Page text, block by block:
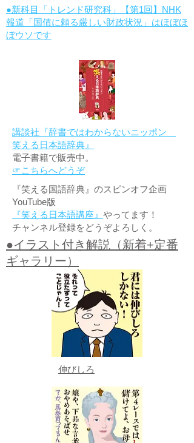
●新科目「トレンド研究科」【第1回】NHK
報道「国債に頼る厳しい財政状況」はほぼほ
ぼウソです
講談社『辞書ではわからないニッポン
笑える日本語辞典』
電子書籍で販売中。
☞こちらへどうぞ
『笑える国語辞典』のスピンオフ企画
YouTube版
『笑える日本語講座』 やってます！
チャンネル登録をどうぞよろしく。
●イラスト付き解説（新着+定番
ギャラリー）
伸びしろ